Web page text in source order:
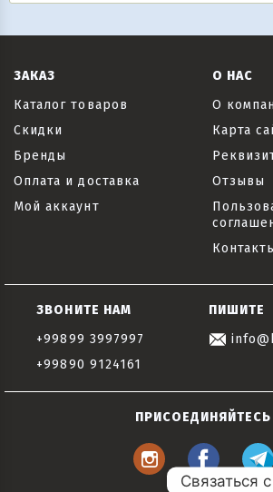
ЗАКАЗ
Каталог товаров
Скидки
Бренды
Оплата и доставка
Мой аккаунт
О НАС
О
Карта
Отзывы
ЗВОНИТЕ НАМ
+99899 3997997
+99890 9124161
ПИШИТЕ
ПРИСОЕДИНЯЙТЕСЬ
Связаться